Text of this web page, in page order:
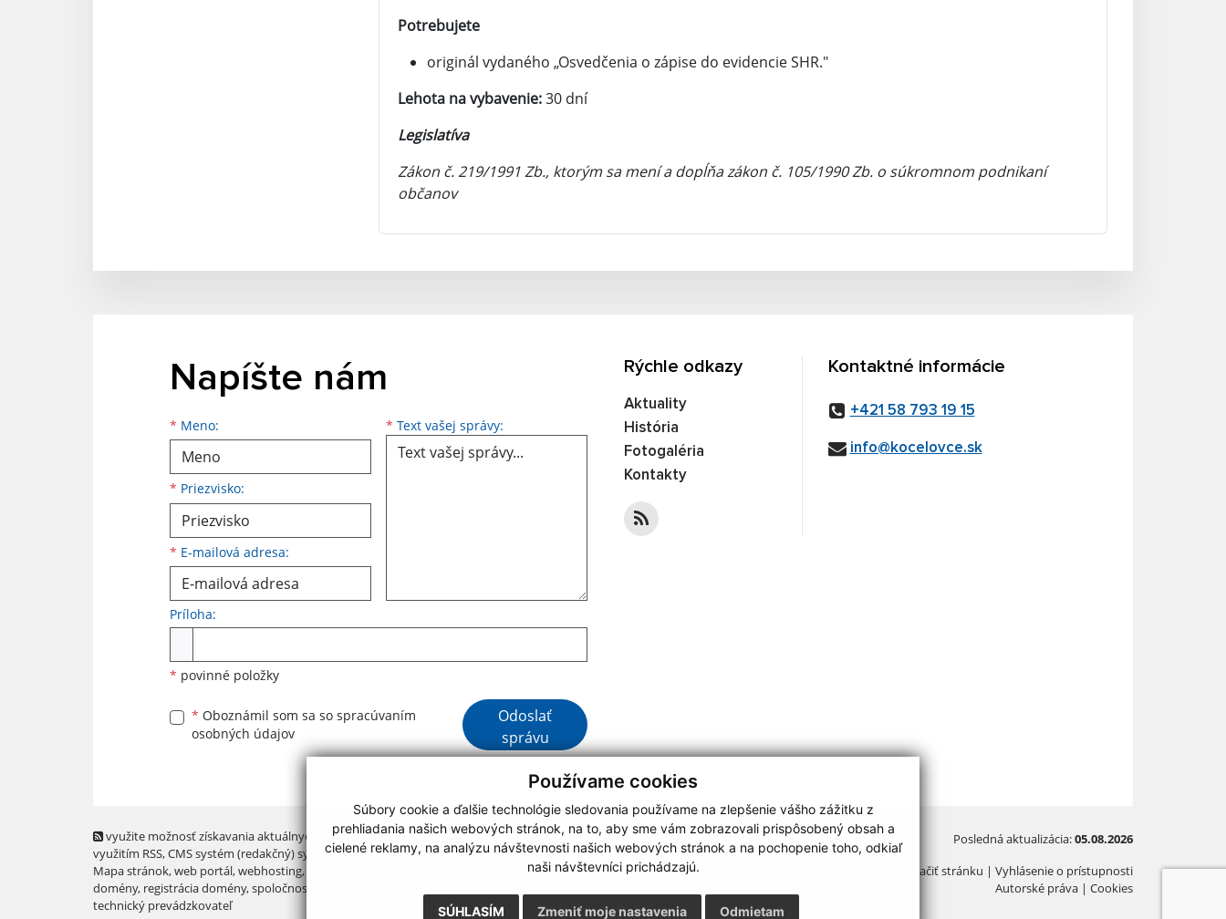
Používame cookies
Súbory cookie a ďalšie technológie sledovania používame na zlepšenie vášho zážitku z
prehliadania našich webových stránok, na to, aby sme vám zobrazovali prispôsobený obsah a
cielené reklamy, na analýzu návštevnosti našich webových stránok a na pochopenie toho, odkiaľ
naši návštevníci prichádzajú.
SÚHLASÍM Odmietam
Zmeniť moje nastavenia
Potrebujete
originál vydaného „Osvedčenia o zápise do evidencie SHR."
Lehota na vybavenie:30 dní
Legislatíva
Zákon č. 219/1991 Zb., ktorým sa mení a dopĺňa zákon č. 105/1990 Zb. o súkromnom podnikaní
občanov
Napíšte nám
* Meno:
Meno
* Priezvisko:
Priezvisko
* E-mailová adresa:
E-mailová adresa * Text vašej správy: Text vašej správy...
Príloha:
* povinné položky
* Oboznámil som sa so spracúvaním
osobných údajov
Google reCaptcha Response
Odoslať
správu
Rýchle odkazy
Aktuality
História
Fotogaléria
Kontakty
Kontaktné informácie
+421 58 793 19 15
info@kocelovce.sk
využite možnosť získavania aktuálnych informácií s
využitím RSS, CMS systém (redakčný) systém ECHELON 2,
Mapa stránok,web portál,webhosting,
domény, registrácia domény,spoločnosť webex.digital, s.r.o.
technický prevádzkovateľ
Posledná aktualizácia:05.08.2026
Vytlačiť stránku | Vyhlásenie o prístupnosti
Autorské práva | Cookies
webdesign|